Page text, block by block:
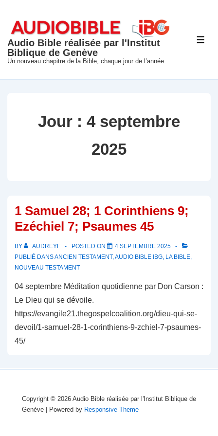
passer
contenu
principal
Audio Bible réalisée par l'Institut
Biblique de Genève
Un nouveau chapitre de la Bible, chaque jour de l’année.
Jour : 4 septembre
2025
1 Samuel 28; 1 Corinthiens 9;
Ezéchiel 7; Psaumes 45
BY AUDREYF POSTED ON
4 SEPTEMBRE 2025
PUBLIÉ DANSANCIEN TESTAMENT,AUDIO BIBLE IBG, LA BIBLE,
NOUVEAU TESTAMENT
04 septembre Méditation quotidienne par Don Carson :
Le Dieu qui se dévoile.
https://evangile21.thegospelcoalition.org/dieu-qui-se-
devoil/1-samuel-28-1-corinthiens-9-zchiel-7-psaumes-
45/
Copyright © 2026 Audio Bible réalisée par l'Institut Biblique de
Genève
| Powered by Responsive Theme